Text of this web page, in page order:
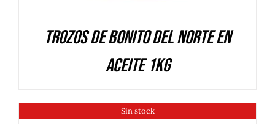
Trozos de Bonito del Norte en
aceite 1Kg
Sin stock